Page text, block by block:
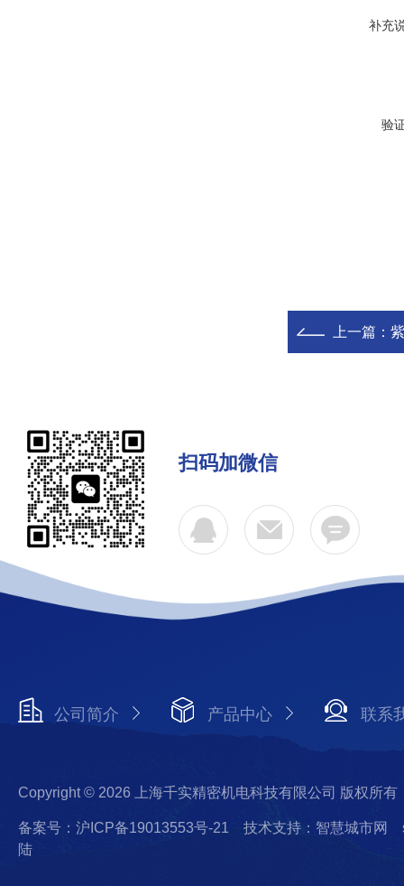
补充
验
上一篇：
扫码加微信
公司简介 产品中心 联系
Copyright © 2026 上海千实精密机电科技有限公司 版权所有
备案号：沪ICP备19013553号-21 技术支持：智慧城市网
陆